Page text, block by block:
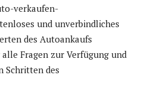
verkaufen-
und unverbindliches
des Autoankaufs
Fragen zur Verfügung und
Schritten des